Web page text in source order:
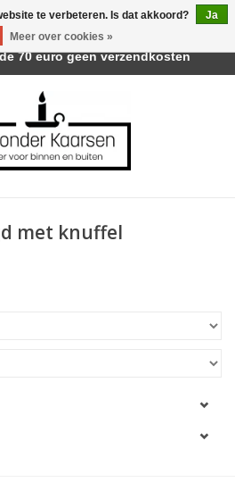
met knuffel
te verbeteren. Is dat akkoord?
Ja
Meer over cookies »
Woon & Cadeau | Belvederelaan
70 euro geen verzendkosten